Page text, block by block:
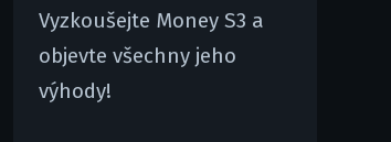
Vyzkoušejte Money S3 a
objevte všechny jeho
výhody!